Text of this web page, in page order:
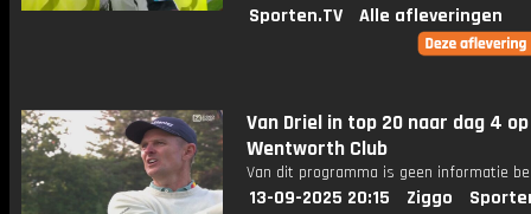
Sporten.TV
Alle afleveringen
Van Driel in top 20 naar dag 4 op
Wentworth Club
Van dit programma is geen informatie
13-09-2025 20:15 Ziggo